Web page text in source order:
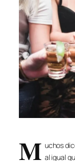
M uchos
al igual